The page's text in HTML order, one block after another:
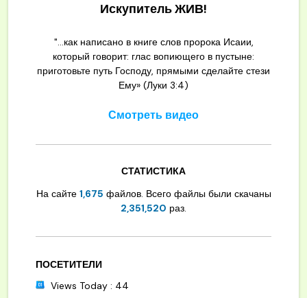
Искупитель ЖИВ!
"...как написано в книге слов пророка Исаии,
который говорит: глас вопиющего в пустыне:
приготовьте путь Господу, прямыми сделайте стези
Ему» (Луки 3:4)
Смотреть видео
СТАТИСТИКА
На сайте 1,675 файлов. Всего файлы были скачаны
2,351,520 раз.
ПОСЕТИТЕЛИ
Views Today : 44